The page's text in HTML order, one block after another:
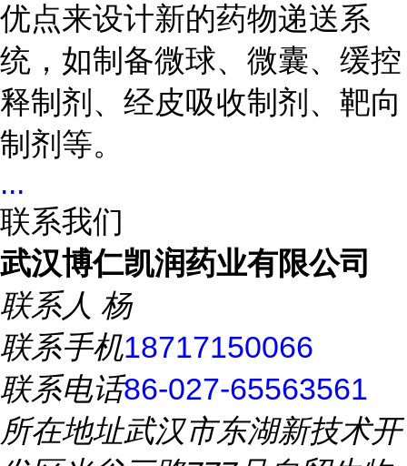
优点来设计新的药物递送系
统，如制备微球、微囊、缓控
释制剂、经皮吸收制剂、靶向
制剂等。
...
联系我们
武汉博仁凯润药业有限公司
联系人 杨
联系手机18717150066
联系电话86-027-65563561
所在地址武汉市东湖新技术开